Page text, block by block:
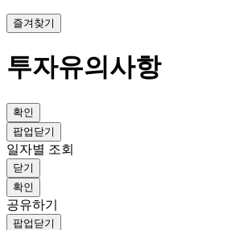
즐겨찾기
투자유의사항
확인
팝업닫기
일자별 조회
닫기
확인
공유하기
팝업닫기